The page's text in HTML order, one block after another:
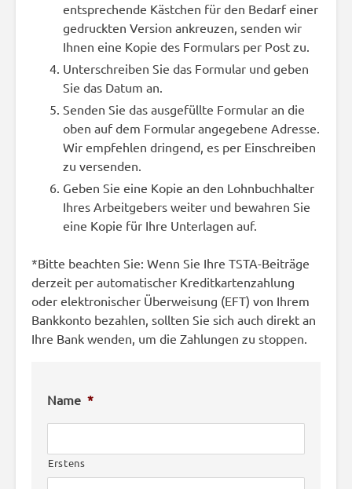
entsprechende Kästchen für den Bedarf einer
gedruckten Version ankreuzen, senden wir
Ihnen eine Kopie des Formulars per Post zu.
Unterschreiben Sie das Formular und geben
Sie das Datum an.
Senden Sie das ausgefüllte Formular an die
oben auf dem Formular angegebene Adresse.
Wir empfehlen dringend, es per Einschreiben
zu versenden.
Geben Sie eine Kopie an den Lohnbuchhalter
Ihres Arbeitgebers weiter und bewahren Sie
eine Kopie für Ihre Unterlagen auf.
*Bitte beachten Sie: Wenn Sie Ihre TSTA-Beiträge
derzeit per automatischer Kreditkartenzahlung
oder elektronischer Überweisung (EFT) von Ihrem
Bankkonto bezahlen, sollten Sie sich auch direkt an
Ihre Bank wenden, um die Zahlungen zu stoppen.
Name *
Erstens